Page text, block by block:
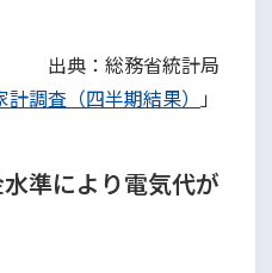
省統計局
計調査（四半期結果） 」
水準により電気代が